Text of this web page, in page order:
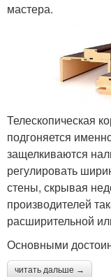
мастера.
Телескопическая
подгоняется
защелкиваются
регулировать
стены, скрывая
производителей
расширительной
Основными
читать дальше →